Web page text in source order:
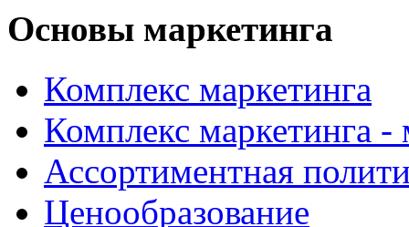
Основы маркетинга
Комплекс маркетинга
Комплекс маркетинга
Ассортиментная
Ценообразование